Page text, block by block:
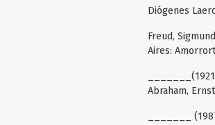
Diógenes
Freud,
Aires:
Abraham,
_______